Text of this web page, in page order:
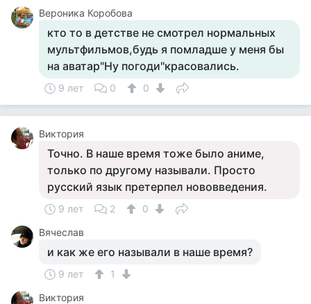
Вероника Коробова
кто то в детстве не смотрел нормальных
мультфильмов,будь я помладше у меня бы
на аватар"Ну погоди"красовались.
9 лет 0 0
Виктория
Точно. В наше время тоже было аниме,
только по другому называли. Просто
русский язык претерпел нововведения.
9 лет 2
0
Вячеслав
и как же его называли в наше время?
9 лет
1
Виктория